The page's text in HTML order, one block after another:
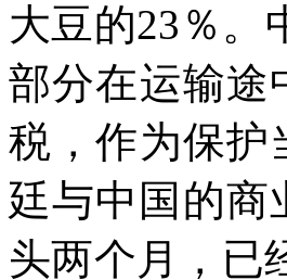
大豆的23 ％。
部分在运输途
税，作为保护
廷与中国的商
头两个月，已